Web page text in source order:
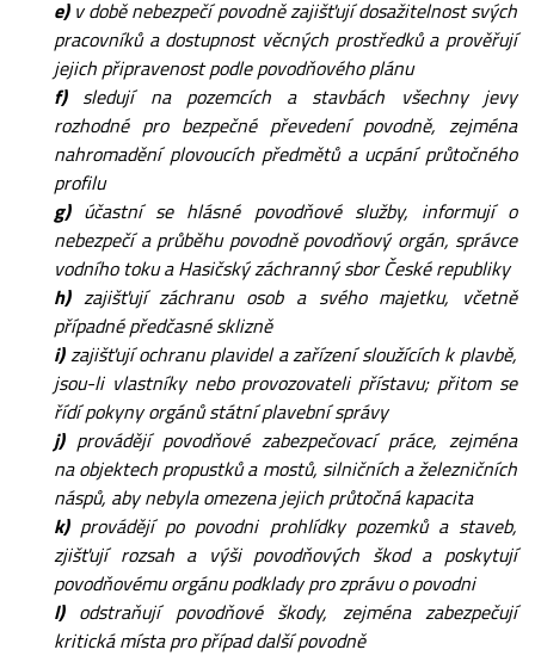
e)v době nebezpečí povodně zajišťují dosažitelnost svých
pracovníků a dostupnost věcných prostředků a prověřují
jejich připravenost podle povodňového plánu
f)sledují na pozemcích a stavbách všechny jevy
rozhodné pro bezpečné převedení povodně, zejména
nahromadění plovoucích předmětů a ucpání průtočného
profilu
g)účastní se hlásné povodňové služby, informují o
nebezpečí a průběhu povodně povodňový orgán, správce
vodního toku a Hasičský záchranný sbor České republiky
h)zajišťují záchranu osob a svého majetku, včetně
případné předčasné sklizně
i)zajišťují ochranu plavidel a zařízení sloužících k plavbě,
jsou-li vlastníky nebo provozovateli přístavu; přitom se
řídí pokyny orgánů státní plavební správy
j)provádějí povodňové zabezpečovací práce, zejména
na objektech propustků a mostů, silničních a železničních
náspů, aby nebyla omezena jejich průtočná kapacita
k)provádějí po povodni prohlídky pozemků a staveb,
zjišťují rozsah a výši povodňových škod a poskytují
povodňovému orgánu podklady pro zprávu o povodni
l)odstraňují povodňové škody, zejména zabezpečují
kritická místa pro případ další povodně